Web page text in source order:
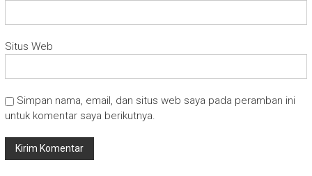
Situs Web
Simpan nama, email, dan situs web saya pada peramban ini
untuk komentar saya berikutnya.